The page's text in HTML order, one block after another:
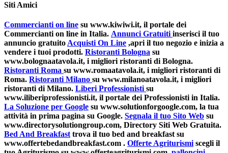
Siti Amici
Commercianti on line su www.kiwiwi.it, il portale dei
Commercianti on line in Italia. Annunci Gratuitiinserisci il tuo
annuncio gratuitoAcquisti On Line ,apri il tuo negozio e inizia a
vendere i tuoi prodotti. Ristoranti Bologna su
www.bolognaatavola.it, i migliori ristoranti di Bologna.
Ristoranti Roma su www.romaatavola.it, i migliori ristoranti di
Roma. Ristoranti Milano su www.milanoatavola.it, i migliori
ristoranti di Milano. Liberi Professionistisu
www.iliberiprofessionisti.it, il portale dei Professionisti in Italia.
La Soluzione per Google su www.solutionforgoogle.com, la tua
attività in prima pagina su Google. Segnala il tuo Sito Web su
www.directorysolutiongroup.com, Directory Siti Web Gratuita.
Bed And Breakfasttrova il tuo bed and breakfast su
www.offertebedandbreakfast.com . Offerte Agriturismiscegli il